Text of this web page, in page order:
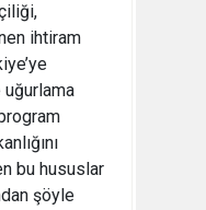
ihtiram
uğurlama
bu hususlar
şöyle